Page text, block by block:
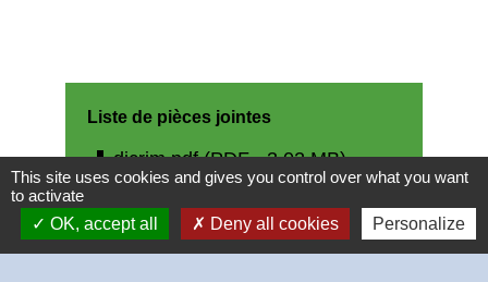
Liste de pièces jointes
file_downloaddicrim.pdf (PDF - 3.02 MB)
This site uses cookies and gives you control over what you want
to activate
OK, accept all
Deny all cookies Personalize